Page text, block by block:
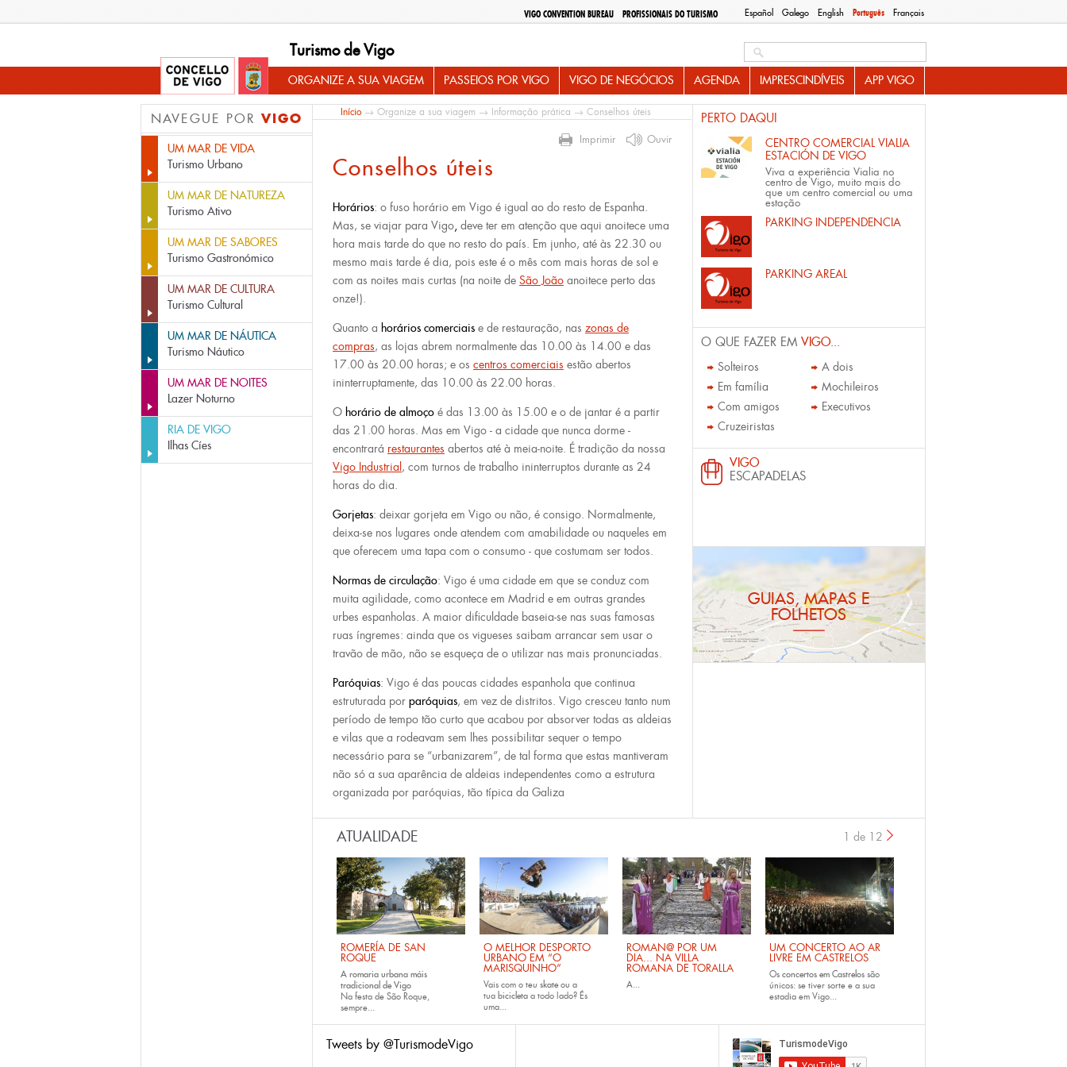
Español Galego English Português Français
VIGO CONVENTION BUREAU PROFISSIONAIS DO TURISMO
Turismo de Vigo
ORGANIZE A SUA VIAGEM PASSEIOS POR VIGO VIGO DE NEGÓCIOS AGENDA IMPRESCINDÍVEIS APP VIGO
NAVEGUE POR VIGO
UM MAR DE VIDA
Turismo Urbano
UM MAR DE NATUREZA
Turismo Ativo
UM MAR DE SABORES
Turismo Gastronómico
UM MAR DE CULTURA
Turismo Cultural
UM MAR DE NÁUTICA
Turismo Náutico
UM MAR DE NOITES
Lazer Noturno
RIA DE VIGO
Ilhas Cíes
Início→ Organize a sua viagem → Informaçâo prática → Conselhos úteis
Imprimir Ouvir
Conselhos úteis
Horários: o fuso horário em Vigo é igual ao do resto de Espanha.
Mas, se viajar para Vigo, deve ter em atenção que aqui anoitece uma
hora mais tarde do que no resto do país. Em junho, até às 22.30 ou
mesmo mais tarde é dia, pois este é o mês com mais horas de sol e
com as noites mais curtas (na noite de São João anoitece perto das
onze!).
Quanto a horários comerciais e de restauração, nas zonas de
compras, as lojas abrem normalmente das 10.00 às 14.00 e das
17.00 às 20.00 horas; e os centros comerciais estão abertos
ininterruptamente, das 10.00 às 22.00 horas.
O horário de almoço é das 13.00 às 15.00 e o de jantar é a partir
das 21.00 horas. Mas em Vigo - a cidade que nunca dorme -
encontrará restaurantes abertos até à meia-noite. É tradição da nossa
Vigo Industrial , com turnos de trabalho ininterruptos durante as 24
horas do dia.
Gorjetas: deixar gorjeta em Vigo ou não, é consigo. Normalmente,
deixa-se nos lugares onde atendem com amabilidade ou naqueles em
que oferecem uma tapa com o consumo - que costumam ser todos.
Normas de circulação: Vigo é uma cidade em que se conduz com
muita agilidade, como acontece em Madrid e em outras grandes
urbes espanholas. A maior dificuldade baseia-se nas suas famosas
ruas íngremes: ainda que os vigueses saibam arrancar sem usar o
travão de mão, não se esqueça de o utilizar nas mais pronunciadas.
Paróquias: Vigo é das poucas cidades espanhola que continua
estruturada por paróquias, em vez de distritos. Vigo cresceu tanto num
período de tempo tão curto que acabou por absorver todas as aldeias
e vilas que a rodeavam sem lhes possibilitar sequer o tempo
necessário para se “urbanizarem”, de tal forma que estas mantiveram
não só a sua aparência de aldeias independentes como a estrutura
organizada por paróquias, tão típica da Galiza
PERTO DAQUI
CENTRO COMERCIAL VIALIA
ESTACIÓN DE VIGO
Viva a experiência Vialia no
centro de Vigo, muito mais do
que um centro comercial ou uma
estação
PARKING INDEPENDENCIA
PARKING AREAL
O QUE FAZER EM VIGO...
Solteiros
A dois
Em família
Mochileiros
Com amigos
Executivos
Cruzeiristas
VIGO
ESCAPADELAS
GUIAS, MAPAS E
FOLHETOS
ATUALIDADE
ROMERÍA DE SAN
ROQUE
A romaria urbana máis
tradicional de Vigo
Na festa de São Roque,
sempre...
O MELHOR DESPORTO
URBANO EM “O
MARISQUINHO”
Vais com o teu skateou a
tua bicicleta a todo lado? És
uma...
ROMAN@ POR UM
DIA... NA VILLA
ROMANA DE TORALLA
A...
UM CONCERTO AO AR
LIVRE EM CASTRELOS
Os concertos em Castrelos são
únicos: se tiver sorte e a sua
estadia em Vigo...
1 de 12
Tweets by @TurismodeVigo